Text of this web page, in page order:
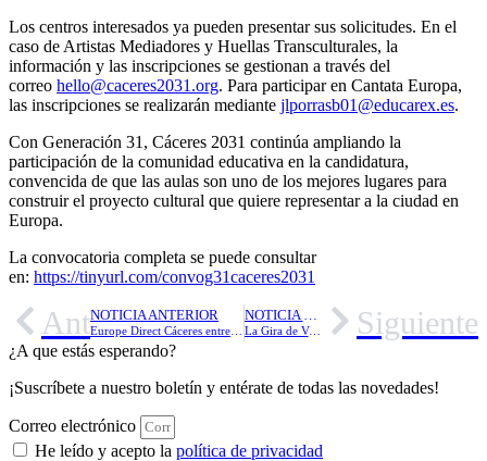
Los centros interesados ya pueden presentar sus solicitudes. En el
caso de Artistas Mediadores y Huellas Transculturales, la
información y las inscripciones se gestionan a través del
correo hello@caceres2031.org. Para participar en Cantata Europa,
las inscripciones se realizarán mediante jlporrasb01@educarex.es.
Con Generación 31, Cáceres 2031 continúa ampliando la
participación de la comunidad educativa en la candidatura,
convencida de que las aulas son uno de los mejores lugares para
construir el proyecto cultural que quiere representar a la ciudad en
Europa.
La convocatoria completa se puede consultar
en: https://tinyurl.com/convog31caceres2031
AntNOTICIA ANTERIOR NOTICIA SIGUIENTE
La Gira de Verano de Cadena Dial y los 40 Summer Live llenarán de música de la Plaza Mayor este domingo 5 y el jueves 9 Siguiente
¿A que estás esperando?
¡Suscríbete a nuestro boletín y entérate de todas las novedades!
Correo electrónico
He leído y acepto la política de privacidad